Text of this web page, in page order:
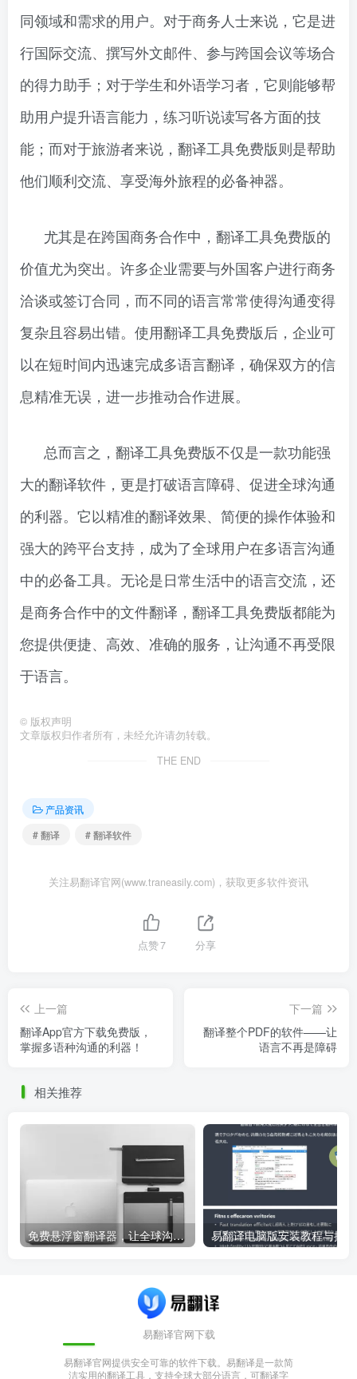
同领域和需求的用户。对于商务人士来说，它是进
行国际交流、撰写外文邮件、参与跨国会议等场合
的得力助手；对于学生和外语学习者，它则能够帮
助用户提升语言能力，练习听说读写各方面的技
能；而对于旅游者来说，翻译工具免费版则是帮助
他们顺利交流、享受海外旅程的必备神器。
尤其是在跨国商务合作中，翻译工具免费版的
价值尤为突出。许多企业需要与外国客户进行商务
洽谈或签订合同，而不同的语言常常使得沟通变得
复杂且容易出错。使用翻译工具免费版后，企业可
以在短时间内迅速完成多语言翻译，确保双方的信
息精准无误，进一步推动合作进展。
总而言之，翻译工具免费版不仅是一款功能强
大的翻译软件，更是打破语言障碍、促进全球沟通
的利器。它以精准的翻译效果、简便的操作体验和
强大的跨平台支持，成为了全球用户在多语言沟通
中的必备工具。无论是日常生活中的语言交流，还
是商务合作中的文件翻译，翻译工具免费版都能为
您提供便捷、高效、准确的服务，让沟通不再受限
于语言。
© 版权声明
文章版权归作者所有，未经允许请勿转载。
THE END
产品资讯
# 翻译
# 翻译软件
关注易翻译官网(www.traneasily.com)，获取更多软件资讯
点赞7 分享
上一篇
翻译App官方下载免费版，
掌握多语种沟通的利器！
下一篇
翻译整个PDF的软件——让
语言不再是障碍
相关推荐
免费悬浮窗翻译器，让全球沟通无障碍！
易翻译官网下载
易翻译官网提供安全可靠的软件下载。易翻译是一款简
洁实用的翻译工具，支持全球大部分语言，可翻译字